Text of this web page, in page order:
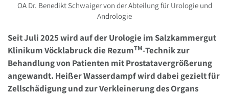
OA Dr. Benedikt Schwaiger von der Abteilung für Urologie und
Andrologie
Seit Juli 2025 wird auf der Urologie im Salzkammergut
Klinikum Vöcklabruck die RezumTM-Technik zur
Behandlung von Patienten mit Prostatavergrößerung
angewandt. Heißer Wasserdampf wird dabei gezielt für
Zellschädigung und zur Verkleinerung des Organs